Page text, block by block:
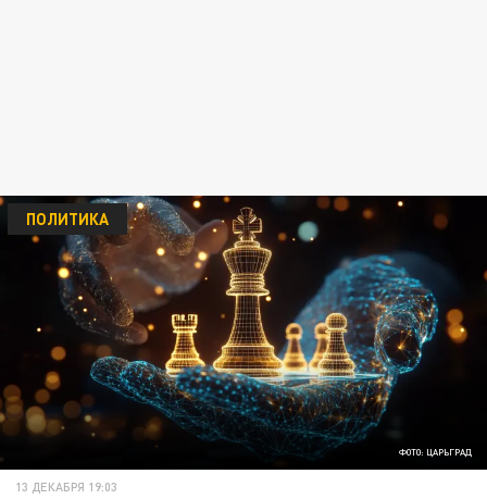
ФОТО: ЦАРЬГРАД
ПОЛИТИКА
13 ДЕКАБРЯ 19:03